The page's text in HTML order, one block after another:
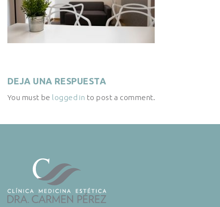
DEJA UNA RESPUESTA
You must be logged in to post a comment.